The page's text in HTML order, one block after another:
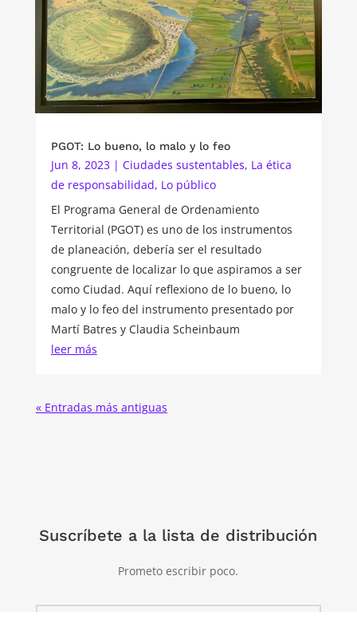
PGOT: Lo bueno, lo malo y lo feo
Jun 8, 2023| Ciudades sustentables, La ética
de responsabilidad, Lo público
El Programa General de Ordenamiento
Territorial (PGOT) es uno de los instrumentos
de planeación, debería ser el resultado
congruente de localizar lo que aspiramos a ser
como Ciudad. Aquí reflexiono de lo bueno, lo
malo y lo feo del instrumento presentado por
Martí Batres y Claudia Scheinbaum
leer más
« Entradas más antiguas
Suscríbete a la lista de distribución
Prometo escribir poco.